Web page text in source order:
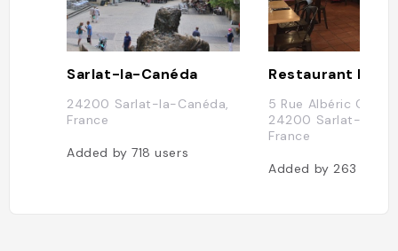
Sarlat-la-Canéda
24200 Sarlat-la-Canéda,
France
Added by718users
5 Rue Albéric
24200 Sarlat-la-
France
Added by 263